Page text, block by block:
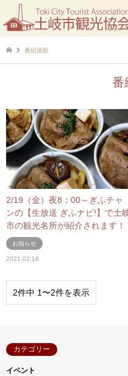
番組撮影
番
2/19（金）夜8：00～ぎふチャ
ンの【生放送 ぎふナビ!】で土
市の観光名所が紹介されます！
お知らせ
2021.02.18
2件中 1〜2件を表示
カテゴリー
イベント